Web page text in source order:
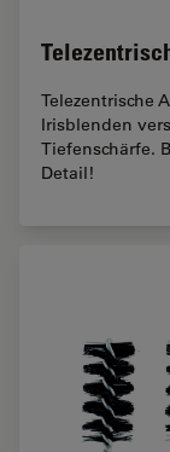
Telezentrische
Irisblenden
Tiefenschärfe.
Detail!